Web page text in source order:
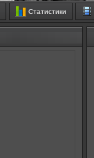
Статистики